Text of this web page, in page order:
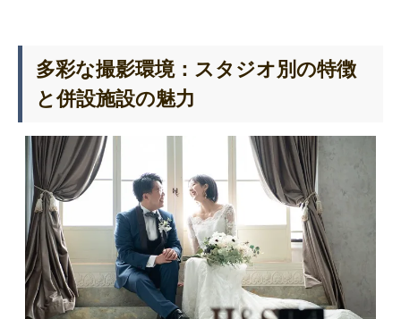
多彩な撮影環境：スタジオ別の特徴
と併設施設の魅力